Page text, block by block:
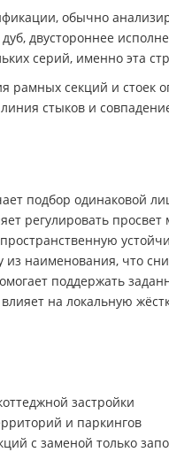
обычно
двустороннее
серий, именно эта
рамных секций и стоек
стыков и
подбор одинаковой
регулировать
наименования, что
поддержать
на локальную
застройки
и паркингов
с заменой только